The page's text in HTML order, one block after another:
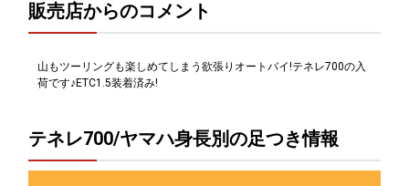
販売店からのコメント
山もツーリングも楽しめてしまう欲張りオートバイ!テネレ700の入
荷です♪ETC1.5装着済み!
テネレ700/ヤマハ身長別の足つき情報